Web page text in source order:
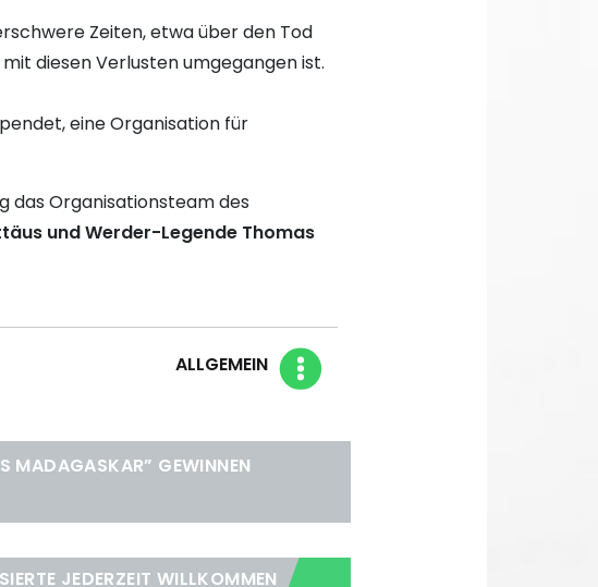
Zeiten, etwa über den Tod
diesen Verlusten umgegangen ist.
eine Organisation für
das Organisationsteam des
und Werder-Legende Thomas
ALLGEMEIN
MADAGASKAR” GEWINNEN
JEDERZEIT WILLKOMMEN